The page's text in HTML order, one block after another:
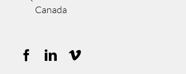
Canada